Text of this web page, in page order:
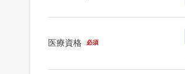
医療資格 必須